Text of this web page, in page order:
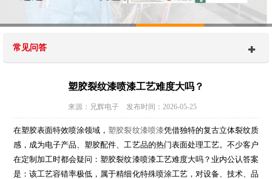
常见问答
塑胶裂纹漆喷漆工艺难度大吗？
来源：兄辉电子 发布时间：2026-05-25
在塑胶表面特效喷涂领域， 塑胶裂纹漆喷漆凭借独特的复古立体裂纹质
感，成为电子产品、塑胶配件、工艺品的热门表面处理工艺。不少客户
在定制加工时都会疑问：塑胶裂纹漆喷漆工艺难度大吗？业内公认答案
是：该工艺容错率极低，属于精细化特殊喷涂工艺，对设备、技术、品